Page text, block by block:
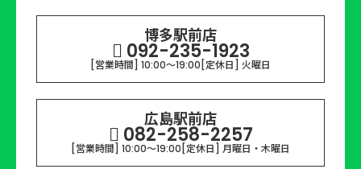
博多駅前店
092-235-1923
[営業時間] 10:00～19:00 [定休日] 火曜日
広島駅前店
082-258-2257
[営業時間] 10:00～19:00 [定休日] 月曜日・木曜日